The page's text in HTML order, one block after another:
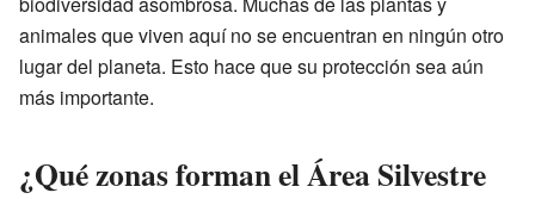
animales que viven aquí no se encuentran en ningún otro
lugar del planeta. Esto hace que su protección sea aún
más importante.
¿Qué zonas forman el Área Silvestre